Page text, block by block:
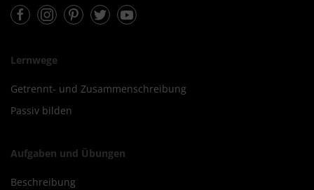
FacebookInstagramPinterestTwitterYoutube
Lernwege
Getrennt- und Zusammenschreibung
Passiv bilden
Aufgaben und Übungen
Beschreibung